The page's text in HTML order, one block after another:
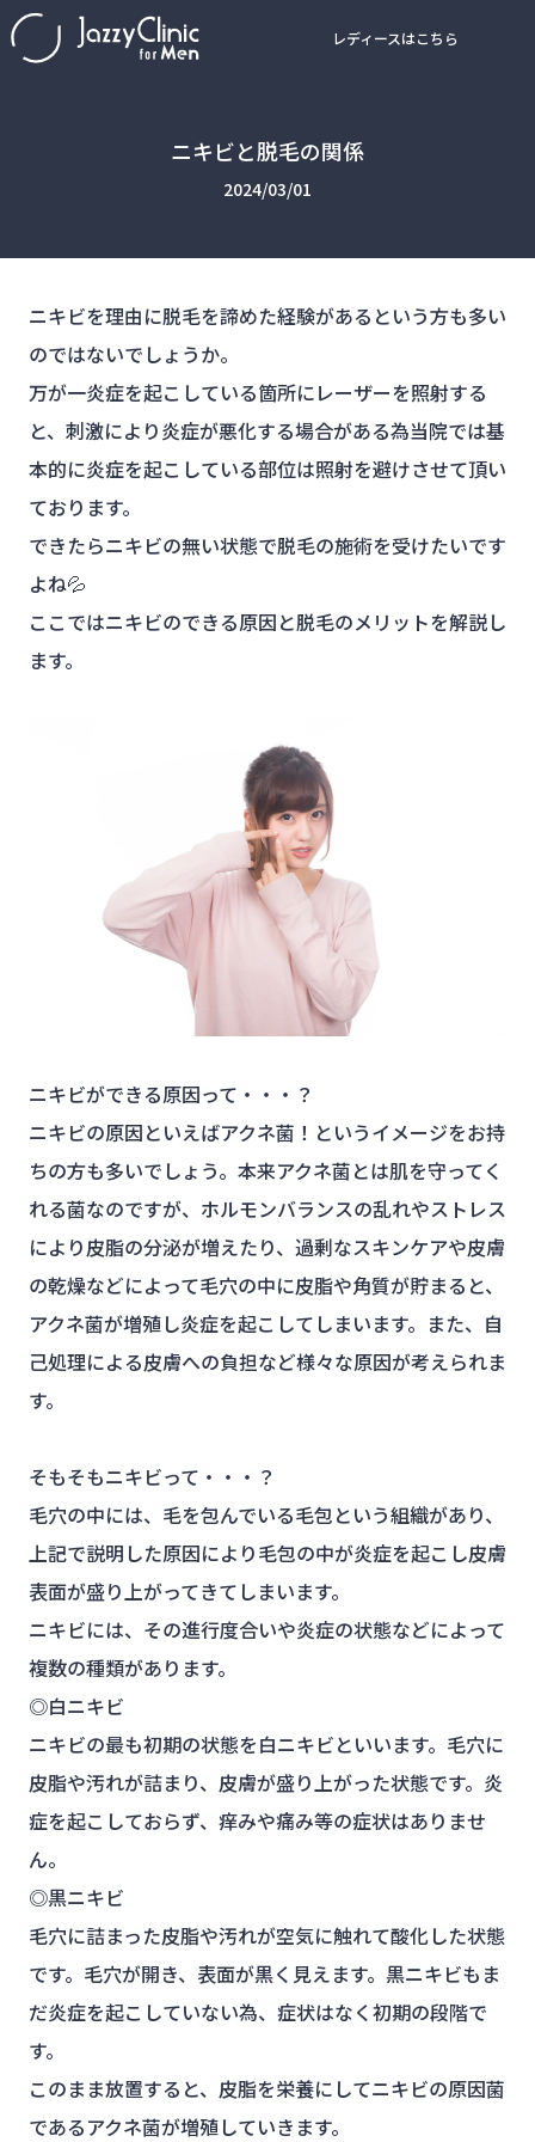
レディースはこちら
ニキビと脱毛の関係
2024/03/01
ニキビを理由に脱毛を諦めた経験があるという方も多い
のではないでしょうか。
万が一炎症を起こしている箇所にレーザーを照射する
と、刺激により炎症が悪化する場合がある為当院では基
本的に炎症を起こしている部位は照射を避けさせて頂い
ております。
できたらニキビの無い状態で脱毛の施術を受けたいです
よね💦
ここではニキビのできる原因と脱毛のメリットを解説し
ます。
ニキビができる原因って・・・？
ニキビの原因といえばアクネ菌！というイメージをお持
ちの方も多いでしょう。本来アクネ菌とは肌を守ってく
れる菌なのですが、ホルモンバランスの乱れやストレス
により皮脂の分泌が増えたり、過剰なスキンケアや皮膚
の乾燥などによって毛穴の中に皮脂や角質が貯まると、
アクネ菌が増殖し炎症を起こしてしまいます。また、自
己処理による皮膚への負担など様々な原因が考えられま
す。
そもそもニキビって・・・？
毛穴の中には、毛を包んでいる毛包という組織があり、
上記で説明した原因により毛包の中が炎症を起こし皮膚
表面が盛り上がってきてしまいます。
ニキビには、その進行度合いや炎症の状態などによって
複数の種類があります。
◎白ニキビ
ニキビの最も初期の状態を白ニキビといいます。毛穴に
皮脂や汚れが詰まり、皮膚が盛り上がった状態です。炎
症を起こしておらず、痒みや痛み等の症状はありませ
ん。
◎黒ニキビ
毛穴に詰まった皮脂や汚れが空気に触れて酸化した状態
です。毛穴が開き、表面が黒く見えます。黒ニキビもま
だ炎症を起こしていない為、症状はなく初期の段階で
す。
このまま放置すると、皮脂を栄養にしてニキビの原因菌
であるアクネ菌が増殖していきます。